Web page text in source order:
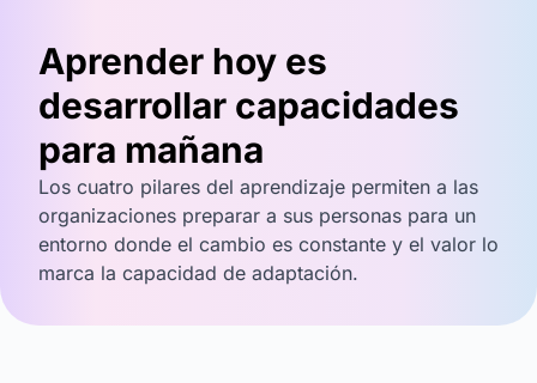
Aprender hoy es
desarrollar capacidades
para mañana
Los cuatro pilares del aprendizaje permiten a las
organizaciones preparar a sus personas para un
entorno donde el cambio es constante y el valor lo
marca la capacidad de adaptación.